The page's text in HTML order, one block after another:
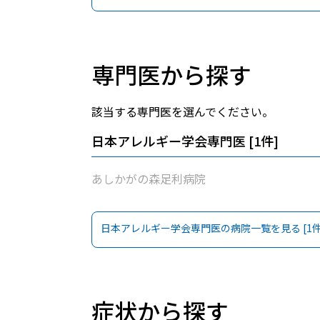
専門医から探す
該当する専門医を選んでください。
日本アレルギー学会専門医 [1件]
あしかがの森足利病院
日本アレルギー学会専門医の病院一覧を見る [1
症状から探す